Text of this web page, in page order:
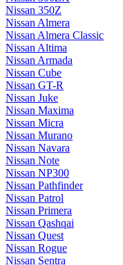
Nissan 350Z
Nissan Almera
Nissan Almera Classic
Nissan Altima
Nissan Armada
Nissan Cube
Nissan GT-R
Nissan Juke
Nissan Maxima
Nissan Micra
Nissan Murano
Nissan Navara
Nissan Note
Nissan NP300
Nissan Pathfinder
Nissan Patrol
Nissan Primera
Nissan Qashqai
Nissan Quest
Nissan Rogue
Nissan Sentra